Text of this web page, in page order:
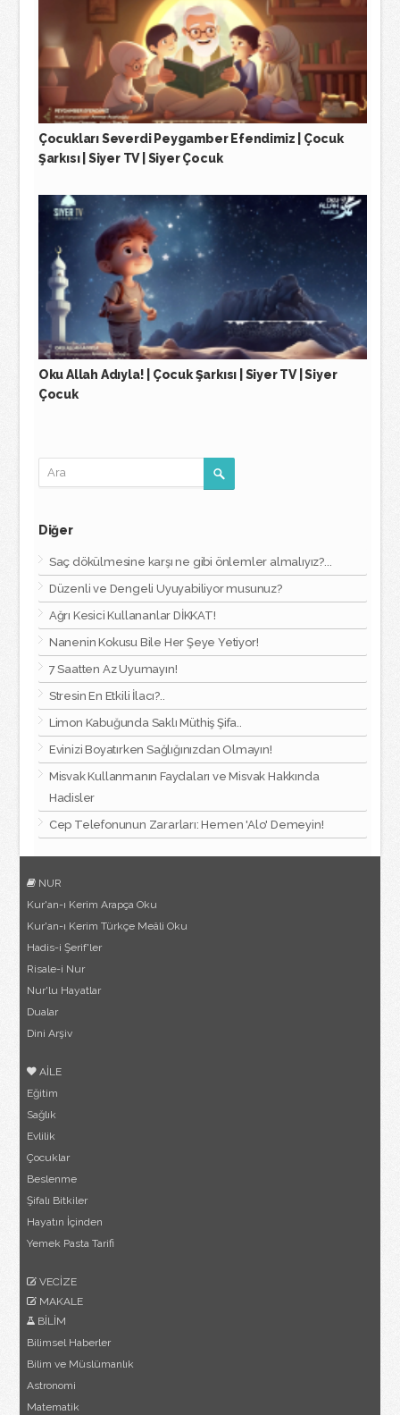
Çocukları Severdi Peygamber Efendimiz | Çocuk
Şarkısı | Siyer TV | Siyer Çocuk
Oku Allah Adıyla! | Çocuk Şarkısı | Siyer TV | Siyer
Çocuk
Diğer
Saç dökülmesine karşı ne gibi önlemler almalıyız?...
Düzenli ve Dengeli Uyuyabiliyor musunuz?
Ağrı Kesici Kullananlar DİKKAT!
Nanenin Kokusu Bile Her Şeye Yetiyor!
7 Saatten Az Uyumayın!
Stresin En Etkili İlacı?..
Limon Kabuğunda Saklı Müthiş Şifa..
Evinizi Boyatırken Sağlığınızdan Olmayın!
Misvak Kullanmanın Faydaları ve Misvak Hakkında
Hadisler
Cep Telefonunun Zararları: Hemen 'Alo' Demeyin!
NUR
Kur'an-ı Kerim Arapça Oku
Kur'an-ı Kerim Türkçe Meâli Oku
Hadis-i Şerif'ler
Risale-i Nur
Nur'lu Hayatlar
Dualar
Dini Arşiv
AİLE
Eğitim
Sağlık
Evlilik
Çocuklar
Beslenme
Şifalı Bitkiler
Hayatın İçinden
Yemek Pasta Tarifi
VECİZE
MAKALE
BİLİM
Bilimsel Haberler
Bilim ve Müslümanlık
Astronomi
Matematik